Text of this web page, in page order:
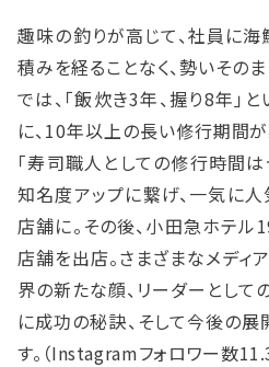
〒739-0612 広島県大竹市油見
FAX:0827-53-6311
趣味の釣りが高じて、社員に
積みを経ることなく、勢いその
では、「飯炊き3年、握り8年」
に、10年以上の長い修行期間
「寿司職人としての修行時間
知名度アップに繋げ、一気に
店舗に。その後、小田急ホテ
店舗を出店。さまざまなメディ
界の新たな顔、リーダーとし
に成功の秘訣、そして今後の
す。（Instagramフォロワー数